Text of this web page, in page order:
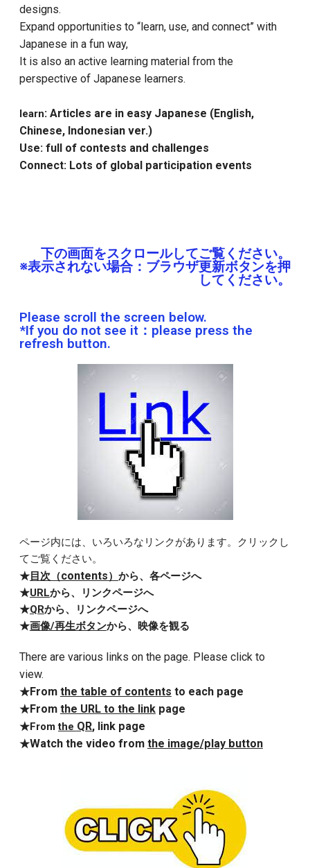
designs.
Expand opportunities to “learn, use, and connect” with
Japanese in a fun way,
It is also an active learning material from the
perspective of Japanese learners.
learn: Articles are in easy Japanese (English,
Chinese, Indonesian ver.)
Use: full of contests and challenges
Connect: Lots of global participation events
下の画面をスクロールしてご覧ください。
※表示されない場合：ブラウザ更新ボタンを押
してください。
Please scroll the screen below.
*If you do not see it：please press the
refresh button.
ページ内には、いろいろなリンクがあります。クリックし
てご覧ください。
★目次 （contents） から、各ページへ
★URLから、リンクページへ
★QRから、リンクページへ
★画像/再生ボタンから、 映像を観る
There are various links on the page. Please click to
view.
★From the table of contents to each page
★From the URL to the linkpage
★Fromthe QR, link page
★Watch the video from the image/play button